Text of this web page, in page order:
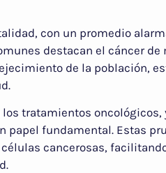
con un promedio
destacan el cáncer de
de la población,
tratamientos oncológicos,
papel fundamental. Estas
cancerosas,